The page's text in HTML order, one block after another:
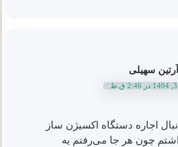
آرتین سهیلی
اجاره دستگاه اکسیژن ساز
چون هر جا می‌رفتم یه